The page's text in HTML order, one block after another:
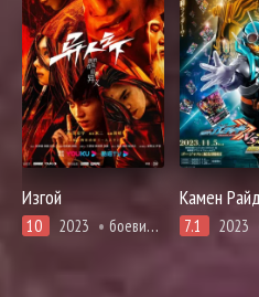
Изгой
10 2023 боевики, фэнтези 7.1 2023